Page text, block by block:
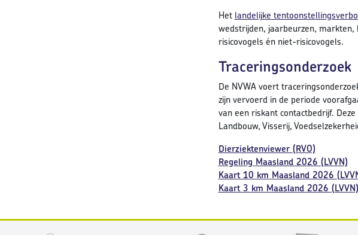
Het landelijke
wedstrijden, jaarbeurzen,
risicovogels én niet-risicovogels.
Traceringsonderzoek
De NVWA voert
zijn vervoerd in de periode
van een riskant contactbedrijf.
Landbouw, Visserij,
Dierziektenviewer (RVO)
Regeling Maasland 2026 (LVVN)
Kaart 10 km Maasland 2026
Kaart 3 km Maasland 2026 (LVVN)